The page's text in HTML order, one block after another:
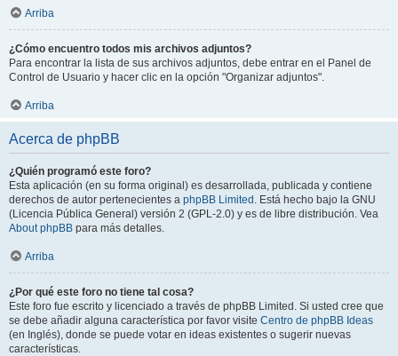
Arriba
¿Cómo encuentro todos mis archivos adjuntos?
Para encontrar la lista de sus archivos adjuntos, debe entrar en el Panel de
Control de Usuario y hacer clic en la opción "Organizar adjuntos".
Arriba
Acerca de phpBB
¿Quién programó este foro?
Esta aplicación (en su forma original) es desarrollada, publicada y contiene
derechos de autor pertenecientes a phpBB Limited . Está hecho bajo la GNU
(Licencia Pública General) versión 2 (GPL-2.0) y es de libre distribución. Vea
About phpBB para más detalles.
Arriba
¿Por qué este foro no tiene tal cosa?
Este foro fue escrito y licenciado a través de phpBB Limited. Si usted cree que
se debe añadir alguna característica por favor visite Centro de phpBB Ideas
(en Inglés), donde se puede votar en ideas existentes o sugerir nuevas
características.